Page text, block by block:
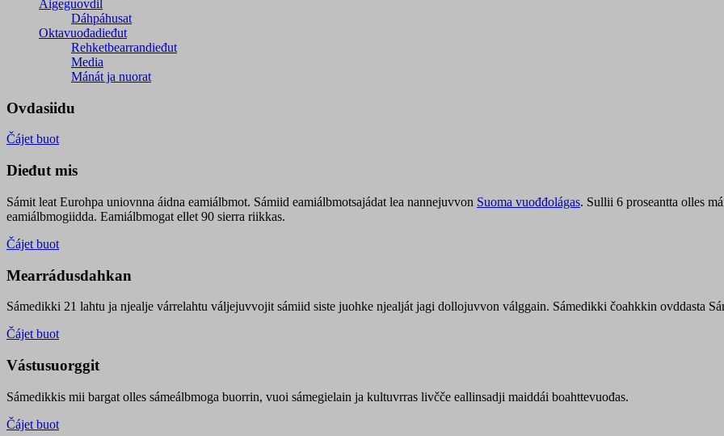
Áigeguovdil
Dáhpáhusat
Oktavuođadieđut
Rehketbearrandieđut
Media
Mánát ja nuorat
Ovdasiidu
Čájet buot
Dieđut mis
Sámit leat Eurohpa uniovnna áidna eamiálbmot. Sámiid eamiálbmotsajádat lea nannejuvvon Suoma vuođđolágas. Sullii 6 proseantta olles
eamiálbmogiidda. Eamiálbmogat ellet 90 sierra riikkas.
Čájet buot
Mearrádusdahkan
Sámedikki 21 lahtu ja njealje várrelahtu váljejuvvojit sámiid siste juohke njealját jagi dollojuvvon válggain. Sámedikki čoahkkin ovddasta
Čájet buot
Vástusuorggit
Sámedikkis mii bargat olles sámeálbmoga buorrin, vuoi sámegielain ja kultuvrras livčče eallinsadji maiddái boahttevuođas.
Čájet buot